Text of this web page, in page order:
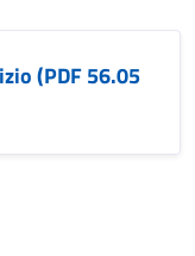
(PDF 56.05